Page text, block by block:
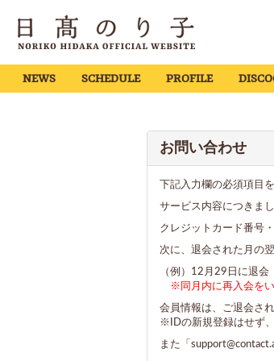
NEWS SCHEDULE PROFILE
お問い合わせ
下記入力欄の必須項目
サービス内容につきま
クレジットカード番号
次に、退会された月の
（例）12月29日に退
※同月内に再入会を
会員情報は、ご退会さ
※IDの新規登録はせず
また「